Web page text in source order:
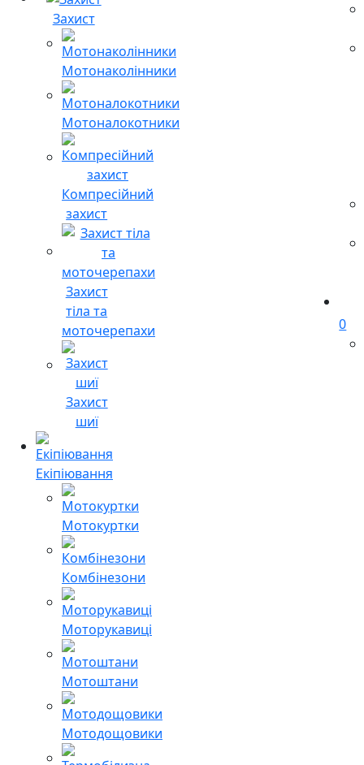
Захист
Мотонаколінники
Мотоналокотники
Компресійний
захист
Захист
тіла та
моточерепахи
Захист
шиї
Екіпіювання
Мотокуртки
Комбінезони
Моторукавиці
Мотоштани
Мотодощовики
0